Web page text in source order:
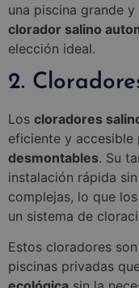
una piscina grande
clorador salino
elección ideal.
2.
Los cloradores
eficiente y accesible
desmontables. Su
instalación rápida
complejas, lo que
un sistema de
Estos cloradores
piscinas privadas